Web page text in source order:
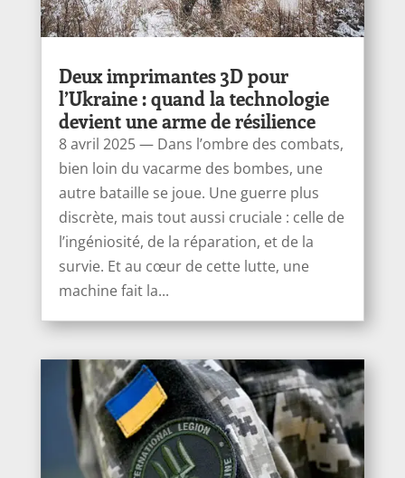
Deux imprimantes 3D pour
l’Ukraine : quand la technologie
devient une arme de résilience
8 avril 2025 — Dans l’ombre des combats,
bien loin du vacarme des bombes, une
autre bataille se joue. Une guerre plus
discrète, mais tout aussi cruciale : celle de
l’ingéniosité, de la réparation, et de la
survie. Et au cœur de cette lutte, une
machine fait la...